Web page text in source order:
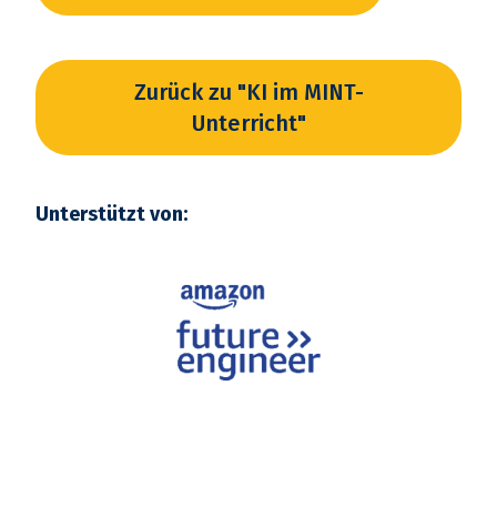
Zurück zu "KI im MINT-
Unterricht"
Unterstützt von: